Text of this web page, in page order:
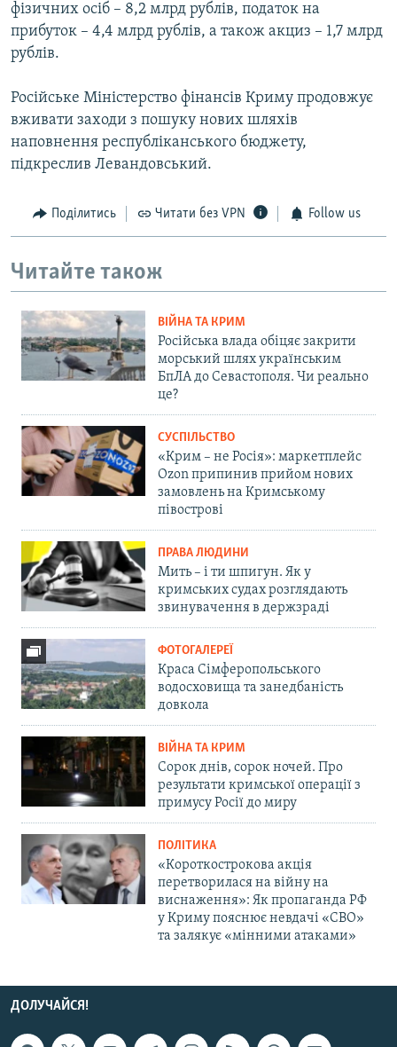
фізичних осіб – 8,2 млрд рублів, податок на
прибуток – 4,4 млрд рублів, а також акциз – 1,7 млрд
рублів.
Російське Міністерство фінансів Криму продовжує
вживати заходи з пошуку нових шляхів
наповнення республіканського бюджету,
підкреслив Левандовський.
Поділитись Читати без VPN Follow us
Читайте також
ВІЙНА ТА КРИМ
Російська влада обіцяє закрити
морський шлях українським
БпЛА до Севастополя. Чи реально
це?
СУСПІЛЬСТВО
«Крим – не Росія»: маркетплейс
Ozon припинив прийом нових
замовлень на Кримському
півострові
ПРАВА ЛЮДИНИ
Мить – і ти шпигун. Як у
кримських судах розглядають
звинувачення в держзраді
ФОТОГАЛЕРЕЇ
Краса Сімферопольського
водосховища та занедбаність
довкола
ВІЙНА ТА КРИМ
Сорок днів, сорок ночей. Про
результати кримської операції з
примусу Росії до миру
ПОЛІТИКА
«Короткострокова акція
перетворилася на війну на
виснаження»: Як пропаганда РФ
у Криму пояснює невдачі «СВО»
та залякує «мінними атаками»
ДОЛУЧАЙСЯ!